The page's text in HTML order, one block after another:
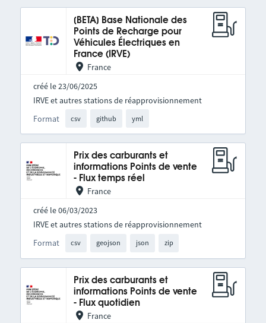
[BETA] Base Nationale des
Points de Recharge pour
Véhicules Électriques en
France (IRVE)
France
créé le 23/06/2025
Format csv github yml
IRVE et autres stations de réapprovisionnement
Prix des carburants et
informations Points de vente
- Flux temps réel
France
créé le 06/03/2023
Format csv geojson json zip
IRVE et autres stations de réapprovisionnement
Prix des carburants et
informations Points de vente
- Flux quotidien
France